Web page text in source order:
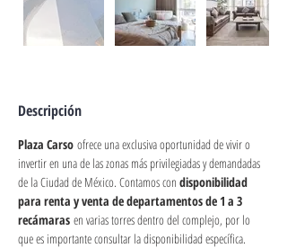
Descripción
Plaza Carso ofrece una exclusiva oportunidad de vivir o
invertir en una de las zonas más privilegiadas y demandadas
de la Ciudad de México. Contamos con disponibilidad
para renta y venta de departamentos de 1 a 3
recámaras en varias torres dentro del complejo, por lo
que es importante consultar la disponibilidad específica.